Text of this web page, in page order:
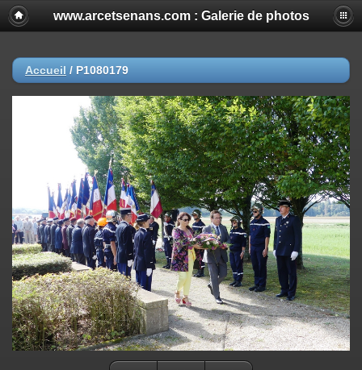
www.arcetsenans.com : Galerie de photos
Accueil / P1080179